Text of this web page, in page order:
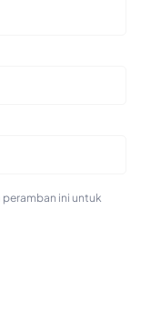
peramban ini untuk